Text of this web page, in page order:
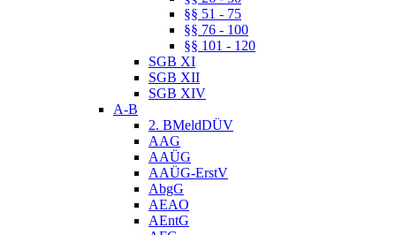
§§ 51 - 75
§§ 76 - 100
§§ 101 - 120
SGB XI
SGB XII
SGB XIV
A-B
2. BMeldDÜV
AAG
AAÜG
AAÜG-ErstV
AbgG
AEAO
AEntG